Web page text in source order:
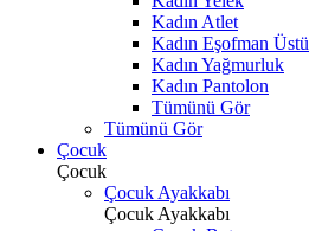
Kadın Atlet
Kadın Eşofman Üstü
Kadın Yağmurluk
Kadın Pantolon
Tümünü Gör
Tümünü Gör
Çocuk
Çocuk
Çocuk Ayakkabı
Çocuk Ayakkabı